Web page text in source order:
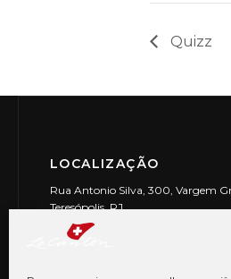
Quizz
LOCALIZAÇÃO
Rua Antonio Silva, 300, Vargem
Teresópolis, RJ
CEP: 25990-150